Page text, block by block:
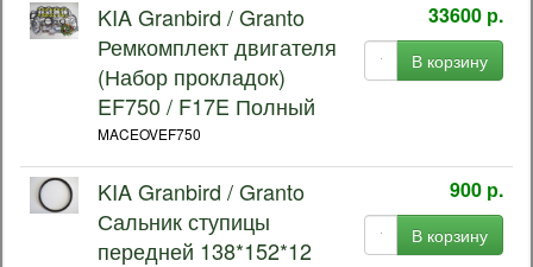
KIA Granbird / Granto
Ремкомплект двигателя
(Набор прокладок)
EF750 / F17E Полный
MACEOVEF750
33600 р.
В корзину
KIA Granbird / Granto
Сальник ступицы
передней 138*152*12
900 р.
В корзину